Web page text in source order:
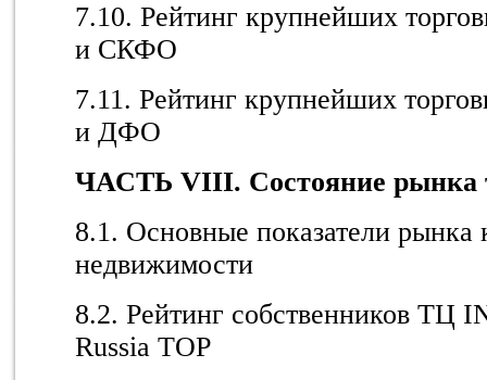
7.10. Рейтинг крупнейших
и СКФО
7.11. Рейтинг крупнейших
и ДФО
ЧАСТЬ VIII. Состояние рынка
8.1. Основные показатели рынка
недвижимости
8.2. Рейтинг собственников ТЦ
Russia TOP